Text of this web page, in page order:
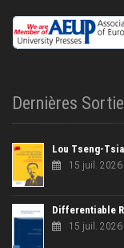
Dernières
Lou Tseng-
15 juil. 2026
Differentiable
15 juil. 2026